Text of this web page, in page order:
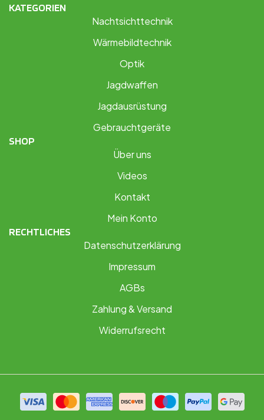
KATEGORIEN
Nachtsichttechnik
Wärmebildtechnik
Optik
Jagdwaffen
Jagdausrüstung
Gebrauchtgeräte
SHOP
Über uns
Videos
Kontakt
Mein Konto
RECHTLICHES
Datenschutzerklärung
Impressum
AGBs
Zahlung & Versand
Widerrufsrecht